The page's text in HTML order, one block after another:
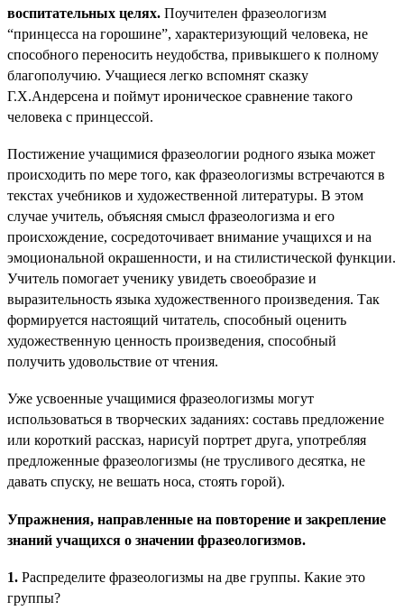
воспитательных целях. Поучителен фразеологизм
“принцесса на горошине”, характеризующий человека, не
способного переносить неудобства, привыкшего к полному
благополучию. Учащиеся легко вспомнят сказку
Г.Х.Андерсена и поймут ироническое сравнение такого
человека с принцессой.
Постижение учащимися фразеологии родного языка может
происходить по мере того, как фразеологизмы встречаются в
текстах учебников и художественной литературы. В этом
случае учитель, объясняя смысл фразеологизма и его
происхождение, сосредоточивает внимание учащихся и на
эмоциональной окрашенности, и на стилистической функции.
Учитель помогает ученику увидеть своеобразие и
выразительность языка художественного произведения. Так
формируется настоящий читатель, способный оценить
художественную ценность произведения, способный
получить удовольствие от чтения.
Уже усвоенные учащимися фразеологизмы могут
использоваться в творческих заданиях: составь предложение
или короткий рассказ, нарисуй портрет друга, употребляя
предложенные фразеологизмы (не трусливого десятка, не
давать спуску, не вешать носа, стоять горой).
Упражнения, направленные на повторение и закрепление
знаний учащихся о значении фразеологизмов.
1. Распределите фразеологизмы на две группы. Какие это
группы?